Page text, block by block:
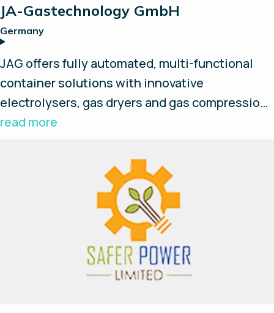
JA-Gastechnology GmbH
Germany
JAG offers fully automated, multi-functional
container solutions with innovative
electrolysers, gas dryers and gas compression
– optional with 350bar refueling possibility and
read more